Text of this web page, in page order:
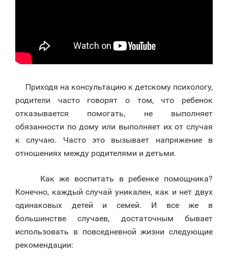
Приходя на консультацию к детскому психологу,
родители часто говорят о том, что ребенок
отказывается помогать, не выполняет
обязанности по дому или выполняет их от случая
к случаю. Часто это вызывает напряжение в
отношениях между родителями и детьми.
Как же воспитать в ребенке помощника?
Конечно, каждый случай уникален, как и нет двух
одинаковых детей и семей. И все же в
большинстве случаев, достаточным бывает
использовать в повседневной жизни следующие
рекомендации: